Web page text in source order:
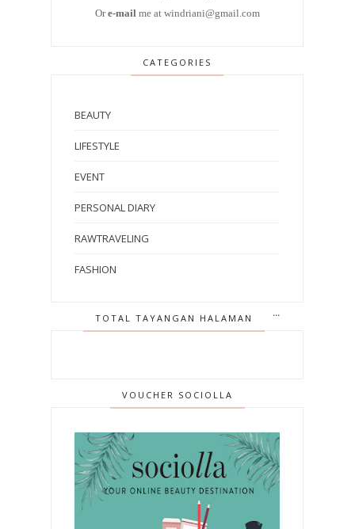
Ore-mail me at windriani@gmail.com
CATEGORIES
BEAUTY
LIFESTYLE
EVENT
PERSONAL DIARY
RAWTRAVELING
FASHION
TOTAL TAYANGAN HALAMAN
VOUCHER SOCIOLLA